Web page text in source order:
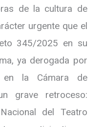
de la cultura de
urgente que el
345/2025 en su
ya derogada por
la Cámara de
grave retroceso:
del Teatro